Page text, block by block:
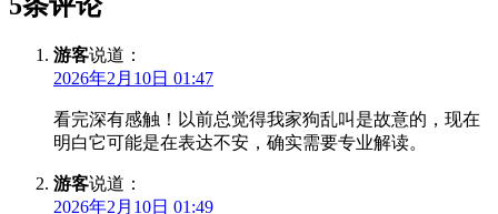
游客说道：
2026年2月10日 01:47
看完深有感触！以前总觉得我家狗乱叫是故意的，现在
明白它可能是在表达不安，确实需要专业解读。
游客说道：
2026年2月10日 01:49